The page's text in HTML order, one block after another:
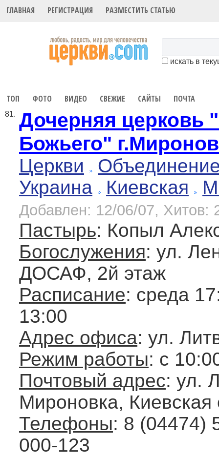
ГЛАВНАЯ РЕГИСТРАЦИЯ РАЗМЕСТИТЬ СТАТЬЮ
искать в
ТОП ФОТО ВИДЕО СВЕЖИЕ САЙТЫ ПОЧТА
81. Дочерняя церковь
Божьего"
Церкви
Украина
Киевская
Добавлен: 12/06/07, Хитов:
Пастырь: Копыл
Богослужения: ул.
ДОСАФ, 2й этаж
Расписание: среда
13:00
Адрес офиса: ул.
Режим работы: с
Почтовый адрес: ул.
Мироновка,
Телефоны: 8 (04474)
000-123